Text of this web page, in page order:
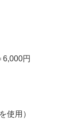
円
使用）